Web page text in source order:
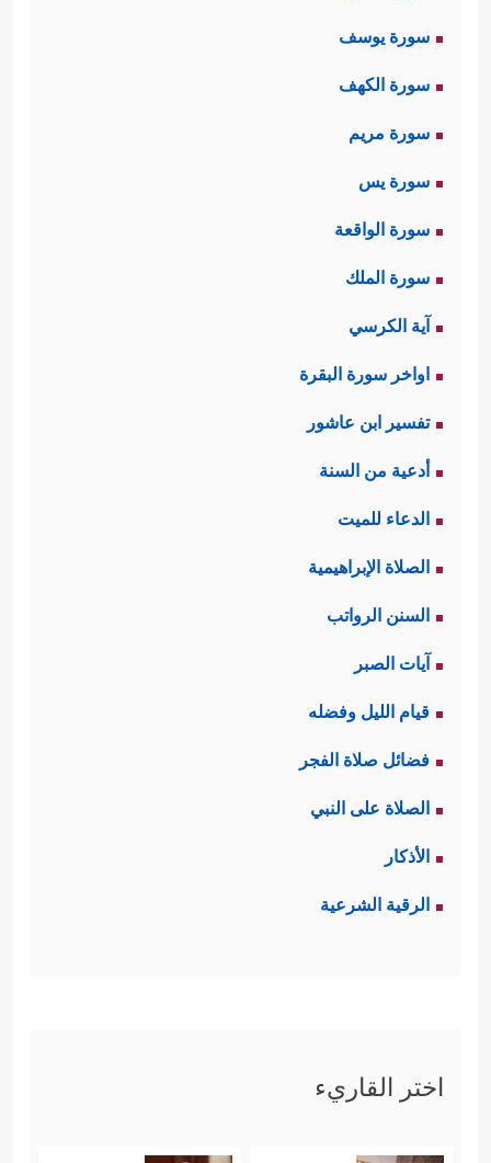
سورة يوسف
سورة الكهف
سورة مريم
سورة يس
سورة الواقعة
سورة الملك
آية الكرسي
اواخر سورة البقرة
تفسير ابن عاشور
أدعية من السنة
الدعاء للميت
الصلاة الإبراهيمية
السنن الرواتب
آيات الصبر
قيام الليل وفضله
فضائل صلاة الفجر
الصلاة على النبي
الأذكار
الرقية الشرعية
اختر القاريء